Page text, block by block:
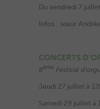
Du vendredi 7
Infos : sœur
CONCERTS
8ème Festival
Jeudi 27 juillet à
Samedi 29 juillet à